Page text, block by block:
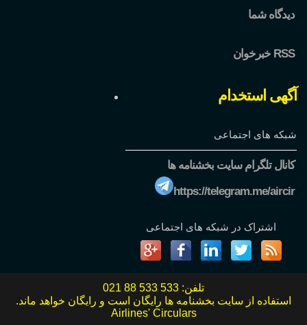
دیدگاه شما
خبرخوان RSS
آگهی استخدام
شبکه های اجتماعی
کانال تلگرام سایت بخشنامه ها
https://telegram.me/aircir
اشتراک در شبکه های اجتماعی
تلفن: 021 88 533 533
استفاده از سایت بخشنامه ها رایگان است و رایگان خواهد ماند.
Airlines' Circulars